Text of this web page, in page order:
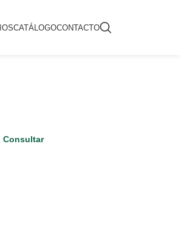
CATÁLOGOCONTACTO
Consultar